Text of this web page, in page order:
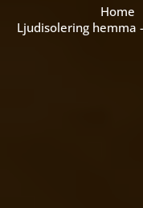
Home
Ljudisolering hemma